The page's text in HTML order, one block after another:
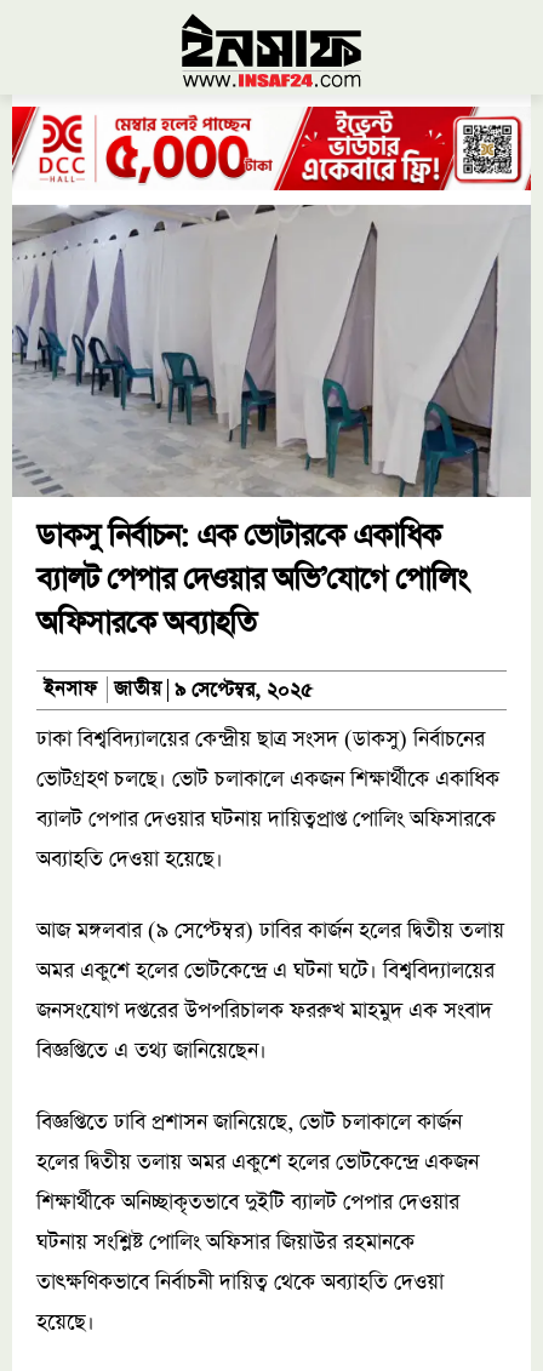
ডাকসু নির্বাচন: এক ভোটারকে একাধিক
ব্যালট পেপার দেওয়ার অভি’যোগে পোলিং
অফিসারকে অব্যাহতি
ইনসাফ জাতীয় ৯ সেপ্টেম্বর, ২০২৫
ঢাকা বিশ্ববিদ্যালয়ের কেন্দ্রীয় ছাত্র সংসদ (ডাকসু) নির্বাচনের
ভোটগ্রহণ চলছে। ভোট চলাকালে একজন শিক্ষার্থীকে একাধিক
ব্যালট পেপার দেওয়ার ঘটনায় দায়িত্বপ্রাপ্ত পোলিং অফিসারকে
অব্যাহতি দেওয়া হয়েছে।
আজ মঙ্গলবার (৯ সেপ্টেম্বর) ঢাবির কার্জন হলের দ্বিতীয় তলায়
অমর একুশে হলের ভোটকেন্দ্রে এ ঘটনা ঘটে। বিশ্ববিদ্যালয়ের
জনসংযোগ দপ্তরের উপপরিচালক ফররুখ মাহমুদ এক সংবাদ
বিজ্ঞপ্তিতে এ তথ্য জানিয়েছেন।
বিজ্ঞপ্তিতে ঢাবি প্রশাসন জানিয়েছে, ভোট চলাকালে কার্জন
হলের দ্বিতীয় তলায় অমর একুশে হলের ভোটকেন্দ্রে একজন
শিক্ষার্থীকে অনিচ্ছাকৃতভাবে দুইটি ব্যালট পেপার দেওয়ার
ঘটনায় সংশ্লিষ্ট পোলিং অফিসার জিয়াউর রহমানকে
তাৎক্ষণিকভাবে নির্বাচনী দায়িত্ব থেকে অব্যাহতি দেওয়া
হয়েছে।